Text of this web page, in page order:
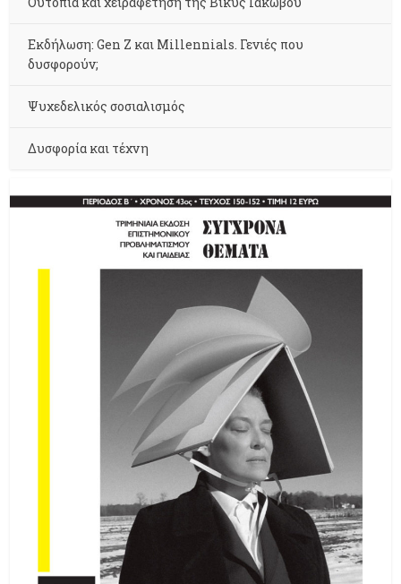
Εκδήλωση: Gen Z και Millennials. Γενιές που
δυσφορούν;
Ψυχεδελικός σοσιαλισμός
Δυσφορία και τέχνη